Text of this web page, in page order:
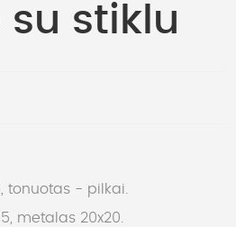
su stiklu
tonuotas - pilkai.
metalas 20x20.